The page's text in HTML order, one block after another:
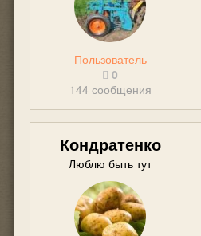
Пользователь
0
144 сообщения
Кондратенко
Люблю быть тут